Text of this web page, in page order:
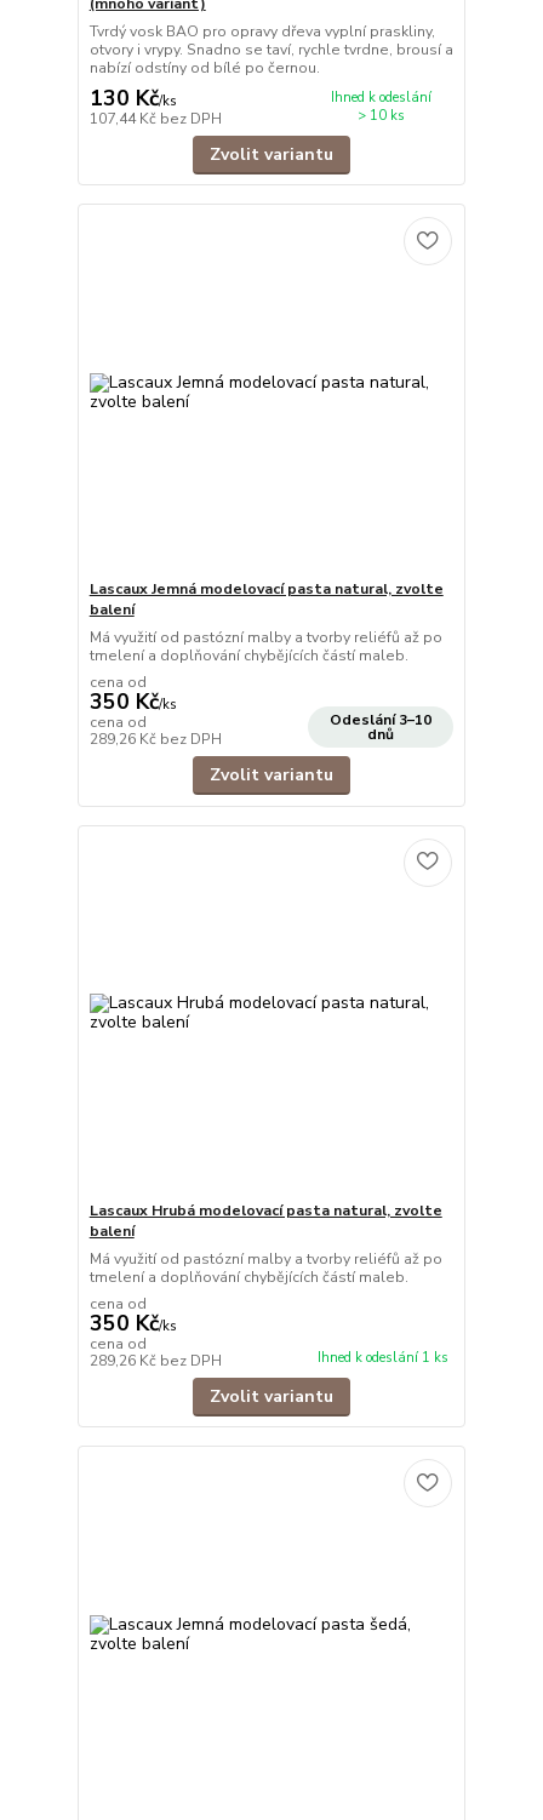
(mnoho variant)
Tvrdý vosk BAO pro opravy dřeva vyplní praskliny,
otvory i vrypy. Snadno se taví, rychle tvrdne, brousí a
nabízí odstíny od bílé po černou.
130 Kč/ks
107,44 Kč bez DPH
Ihned k odeslání
> 10 ks
Zvolit variantu
Lascaux Jemná modelovací pasta natural, zvolte
balení
Má využití od pastózní malby a tvorby reliéfů až po
tmelení a doplňování chybějících částí maleb.
cena od
350 Kč/ks
cena od
289,26 Kč bez DPH
Odeslání 3–10
dnů
Zvolit variantu
Lascaux Hrubá modelovací pasta natural, zvolte
balení
Má využití od pastózní malby a tvorby reliéfů až po
tmelení a doplňování chybějících částí maleb.
cena od
350 Kč/ks
cena od
289,26 Kč bez DPH Ihned k odeslání 1 ks
Zvolit variantu